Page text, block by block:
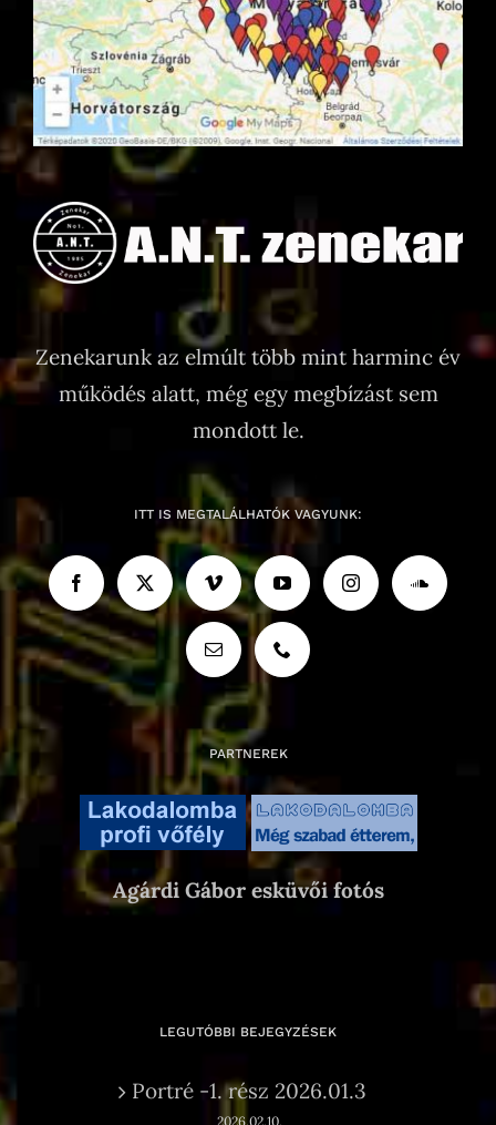
Zenekarunk az elmúlt több mint harminc év
működés alatt, még egy megbízást sem
mondott le.
ITT IS MEGTALÁLHATÓK VAGYUNK:
PARTNEREK
Agárdi Gábor esküvői fotós
LEGUTÓBBI BEJEGYZÉSEK
Portré -1. rész 2026.01.3
2026.02.10.